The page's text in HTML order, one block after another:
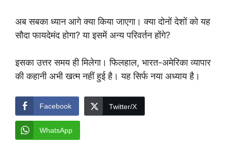
अब सबका ध्यान आगे क्या किया जाएगा। क्या दोनों देशों को यह
सौदा फायदेमंद होगा? या इसमें अन्य परिवर्तन होंगे?
इसका उत्तर समय ही मिलेगा। फिलहाल, भारत-अमेरिका व्यापार
की कहानी अभी खत्म नहीं हुई है। यह सिर्फ नया अध्याय है।
Facebook Twitter/X
WhatsApp